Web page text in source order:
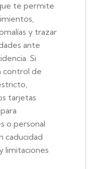
te permite
y trazar
ante
Si
control de
tarjetas
o personal
caducidad
limitaciones